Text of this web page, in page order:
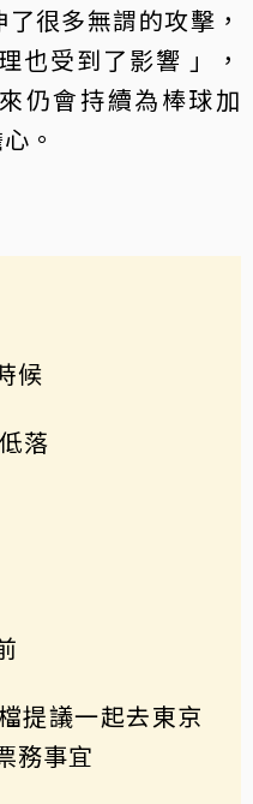
很多無謂的攻擊，
也受到了影響 」，
仍會持續為棒球加
。
候
落
提議一起去東京
務事宜